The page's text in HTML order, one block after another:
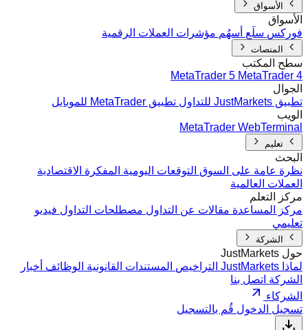
الأسواق
الأسواق
فوركس سلَع أسهُم مؤشرات العملات الرقمية
المنصات
سطح المكتب
MetaTrader 5 MetaTrader 4
الجوال
تطبيق JustMarkets للتداول
تطبيق MetaTrader للموبايل
الويب
MetaTrader WebTerminal
تعليم
البحث
نظرة عامة على السوق التوقعات اليومية المفكرة الاقتصادية
العملات العالمية
مركز التعلم
مركز المساعدة مقالات عن التداول مصطلحات التداول فيديو
تعليمي
الشركة
حول JustMarkets
لماذا JustMarkets
التراخيص المستندات القانونية الوظائف أخبار
الشركة اتصل بنا
الشركاء
تسجيل الدخول قُم بالتسجيل